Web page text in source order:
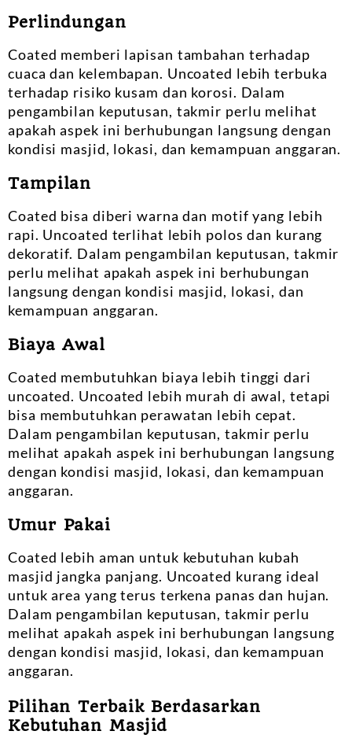
Perlindungan
Coated memberi lapisan tambahan terhadap
cuaca dan kelembapan. Uncoated lebih terbuka
terhadap risiko kusam dan korosi. Dalam
pengambilan keputusan, takmir perlu melihat
apakah aspek ini berhubungan langsung dengan
kondisi masjid, lokasi, dan kemampuan anggaran.
Tampilan
Coated bisa diberi warna dan motif yang lebih
rapi. Uncoated terlihat lebih polos dan kurang
dekoratif. Dalam pengambilan keputusan, takmir
perlu melihat apakah aspek ini berhubungan
langsung dengan kondisi masjid, lokasi, dan
kemampuan anggaran.
Biaya Awal
Coated membutuhkan biaya lebih tinggi dari
uncoated. Uncoated lebih murah di awal, tetapi
bisa membutuhkan perawatan lebih cepat.
Dalam pengambilan keputusan, takmir perlu
melihat apakah aspek ini berhubungan langsung
dengan kondisi masjid, lokasi, dan kemampuan
anggaran.
Umur Pakai
Coated lebih aman untuk kebutuhan kubah
masjid jangka panjang. Uncoated kurang ideal
untuk area yang terus terkena panas dan hujan.
Dalam pengambilan keputusan, takmir perlu
melihat apakah aspek ini berhubungan langsung
dengan kondisi masjid, lokasi, dan kemampuan
anggaran.
Pilihan Terbaik Berdasarkan
Kebutuhan Masjid